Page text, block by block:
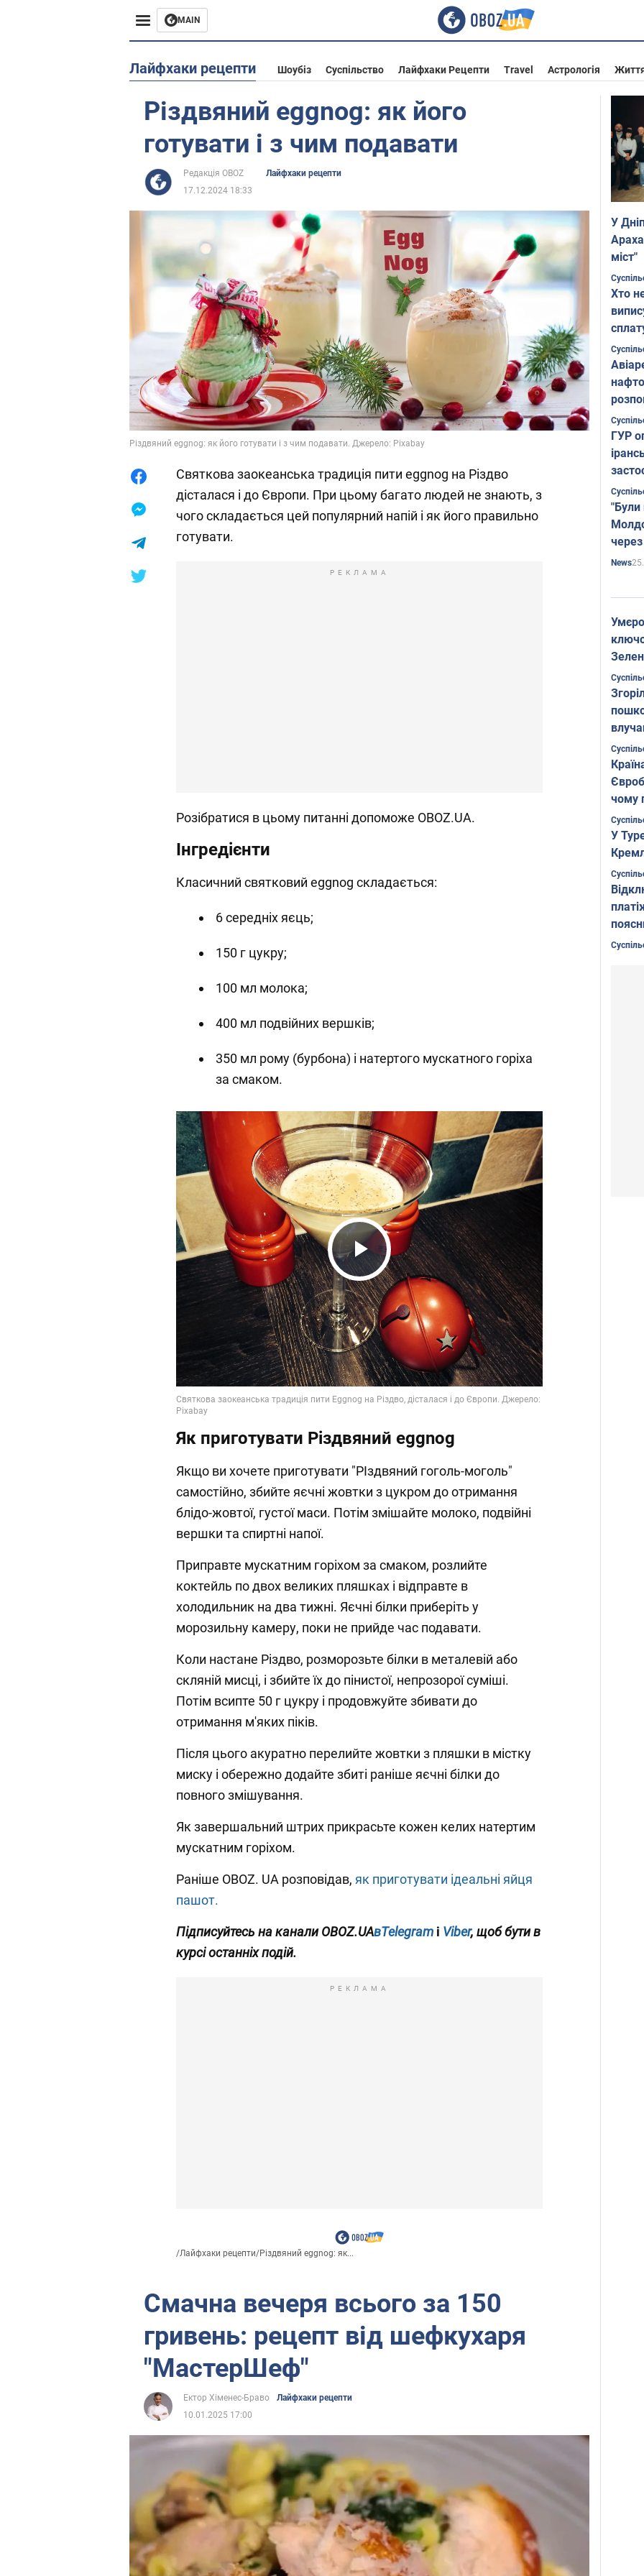
MAIN
Європа
Африка
Лайфхаки рецепти Шоубіз Суспільство Лайфхаки Рецепти Travel Астрологія
Різдвяний eggnog: як його
готувати і з чим подавати
Редакція OBOZ
Лайфхаки рецепти
17.12.2024 18:33
Різдвяний eggnog: як його готувати і з чим подавати. Джерело: Pixabay
Святкова заокеанська традиція пити eggnog на Різдво
дісталася і до Європи. При цьому багато людей не знають, з
чого складається цей популярний напій і як його правильно
готувати.
РЕКЛАМА
Розібратися в цьому питанні допоможе OBOZ.UA.
Інгредієнти
Класичний святковий eggnog складається:
6 середніх яєць;
150 г цукру;
100 мл молока;
400 мл подвійних вершків;
350 мл рому (бурбона) і натертого мускатного горіха
за смаком.
Play
Video
Як приготувати Різдвяний eggnog
Якщо ви хочете приготувати "РІздвяний гоголь-моголь"
самостійно, збийте яєчні жовтки з цукром до отримання
блідо-жовтої, густої маси. Потім змішайте молоко, подвійні
вершки та спиртні напої.
Приправте мускатним горіхом за смаком, розлийте
коктейль по двох великих пляшках і відправте в
холодильник на два тижні. Яєчні білки приберіть у
морозильну камеру, поки не прийде час подавати.
Коли настане Різдво, розморозьте білки в металевій або
скляній мисці, і збийте їх до пінистої, непрозорої суміші.
Потім всипте 50 г цукру і продовжуйте збивати до
отримання м'яких піків.
Після цього акуратно перелийте жовтки з пляшки в містку
миску і обережно додайте збиті раніше яєчні білки до
повного змішування.
Як завершальний штрих прикрасьте кожен келих натертим
мускатним горіхом.
Раніше OBOZ. UA розповідав, як приготувати ідеальні яйця
пашот.
Підписуйтесь на канали OBOZ.UAвTelegram і Viber, щоб бути в
курсі останніх подій.
РЕКЛАМА
/Лайфхаки рецепти/Різдвяний eggnog: як...
Смачна вечеря всього за 150
гривень: рецепт від шефкухаря
"МастерШеф"
Ектор Хіменес-Браво
Лайфхаки рецепти
10.01.2025 17:00
У
міст"
Хто
ГУР
"Були
News
Фото
чому
У